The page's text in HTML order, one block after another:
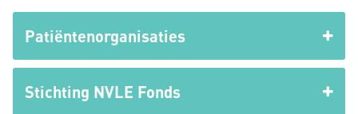
Patiëntenorganisaties
Stichting NVLE Fonds